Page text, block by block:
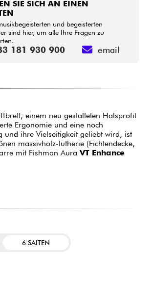
SIE SICH AN EINEN
und begeisterten
sind hier, um alle Ihre Fragen zu
181 930 900 email
einem neu gestalteten Halsprofil
Ergonomie und eine noch
ihre Vielseitigkeit geliebt wird, ist
massivholz-lutherie (Fichtendecke,
mit Fishman AuraVT Enhance
6 SAITEN